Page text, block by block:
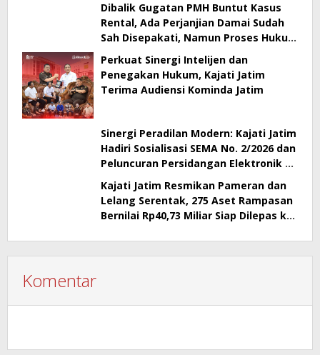
Dibalik Gugatan PMH Buntut Kasus
Rental, Ada Perjanjian Damai Sudah
Sah Disepakati, Namun Proses Hukum
Berlanjut
Perkuat Sinergi Intelijen dan
Penegakan Hukum, Kajati Jatim
Terima Audiensi Kominda Jatim
Sinergi Peradilan Modern: Kajati Jatim
Hadiri Sosialisasi SEMA No. 2/2026 dan
Peluncuran Persidangan Elektronik di
Kajati Jatim Resmikan Pameran dan
Lelang Serentak, 275 Aset Rampasan
Bernilai Rp40,73 Miliar Siap Dilepas ke
Komentar